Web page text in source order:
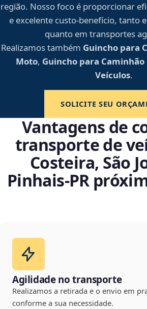
região. Nosso foco é proporcionar
e excelente custo-benefício, tanto
quanto em transportes
Realizamos também Guincho para
Moto, Guincho para Caminhão
Veículos.
SOLICITE SEU
Vantagens de
transporte de
Costeira, São
Pinhais‑PR
Agilidade no transporte
Realizamos a retirada e o envio em
conforme a sua necessidade.